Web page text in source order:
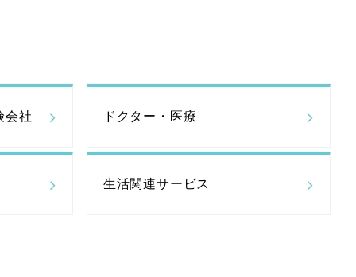
会社 ドクター・医療
生活関連サービス